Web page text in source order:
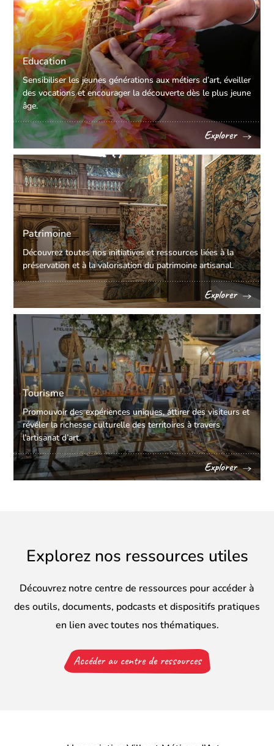
Education
Sensibiliser les jeunes générations aux métiers d’art, éveiller
des vocations et encourager la découverte dès le plus jeune
âge.
Explorer
Patrimoine
Découvrez toutes nos initiatives et ressources liées à la
préservation et à la valorisation du patrimoine artisanal.
Explorer
Tourisme
Promouvoir des expériences uniques, attirer des visiteurs et
révéler la richesse culturelle des territoires à travers
l’artisanat d’art.
Explorer
Explorez nos ressources utiles
Découvrez notre centre de ressources pour accéder à
des outils, documents, podcasts et dispositifs pratiques
en lien avec toutes nos thématiques.
Accéder au centre de ressources